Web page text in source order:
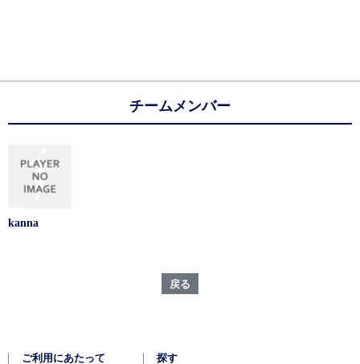
チームメンバー
kanna
戻る
ご利用にあたって 探す